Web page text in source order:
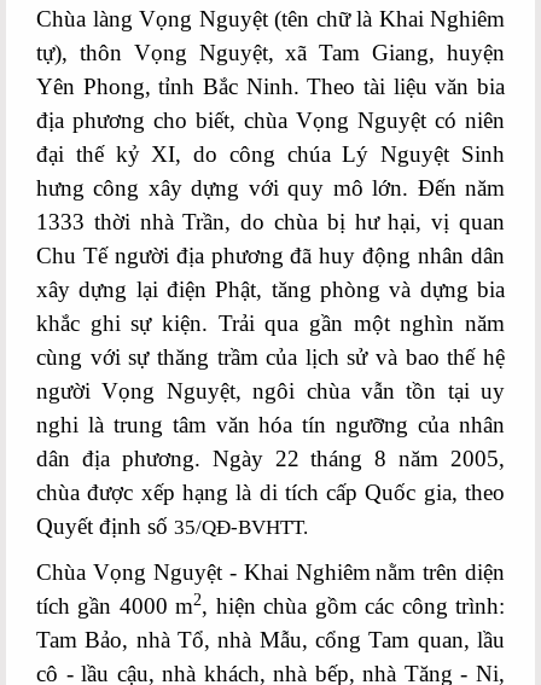
Chùa làng Vọng Nguyệt (tên chữ là Khai Nghiêm
tự), thôn Vọng Nguyệt, xã Tam Giang, huyện
Yên Phong, tỉnh Bắc Ninh. Theo tài liệu văn bia
địa phương cho biết, chùa Vọng Nguyệt có niên
đại thế kỷ XI, do công chúa Lý Nguyệt Sinh
hưng công xây dựng với quy mô lớn. Đến năm
1333 thời nhà Trần, do chùa bị hư hại, vị quan
Chu Tế người địa phương đã huy động nhân dân
xây dựng lại điện Phật, tăng phòng và dựng bia
khắc ghi sự kiện. Trải qua gần một nghìn năm
cùng với sự thăng trầm của lịch sử và bao thế hệ
người Vọng Nguyệt, ngôi chùa vẫn tồn tại uy
nghi là trung tâm văn hóa tín ngưỡng của nhân
dân địa phương. Ngày 22 tháng 8 năm 2005,
chùa được xếp hạng là di tích cấp Quốc gia, theo
Quyết định số 35/QĐ-BVHTT.
Chùa Vọng Nguyệt - Khai Nghiêm nằm trên diện
tích gần 4000 m2, hiện chùa gồm các công trình:
Tam Bảo, nhà Tổ, nhà Mẫu, cổng Tam quan, lầu
cô - lầu cậu, nhà khách, nhà bếp, nhà Tăng - Ni,